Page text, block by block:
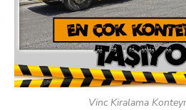
Vinc Kiralama